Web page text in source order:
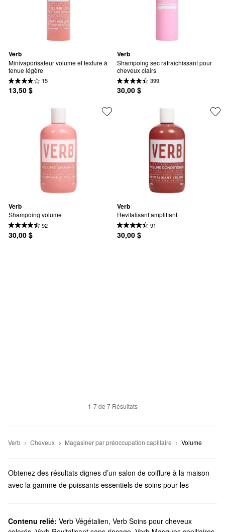
Verb
Minivaporisateur volume et texture à
tenue légère
15
13,50 $
Verb
Shampoing sec rafraîchissant pour
cheveux clairs
399
30,00 $
Verb
Shampoing volume
92
30,00 $
Verb
Revitalisant amplifiant
91
30,00 $
1-7 de 7 Résultats
Verb Cheveux Magasiner par préoccupation capillaire Volume
Obtenez des résultats dignes d’un salon de coiffure à la maison
avec la gamme de puissants essentiels de soins pour les
donner un nouvel éclat à votre look.
Contenu relié: Verb Végétalien, Verb Soins pour cheveux